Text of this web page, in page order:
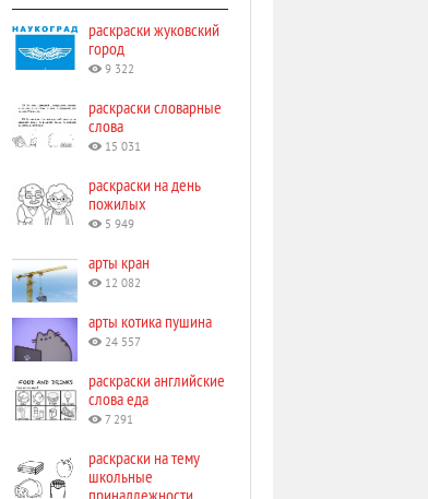
раскраски жуковский
город
9 322
раскраски словарные
слова
15 031
раскраски на день
пожилых
5 949
арты кран
12 082
арты котика пушина
24 557
раскраски английские
слова еда
7 291
раскраски на тему
школьные
принадлежности